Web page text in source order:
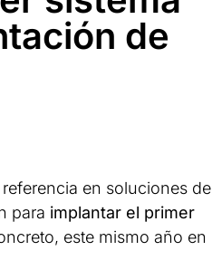
de
en soluciones de
para implantar el primer
este mismo año en